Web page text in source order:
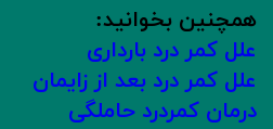
همچنین بخوانید:
علل کمر درد بارداری
علل کمر درد بعد از زایمان
درمان کمردرد حاملگی